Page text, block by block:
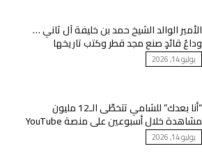
الأمير الوالد الشيخ حمد بن خليفة آل ثاني …
وداعُ قائدٍ صنع مجد قطر وكتب تاريخها
يوليو 14, 2026
“أنا بعدك” للشامي تتخطّى الـ12 مليون
مشاهدة خلال أسبوعين على منصة YouTube
يوليو 14, 2026